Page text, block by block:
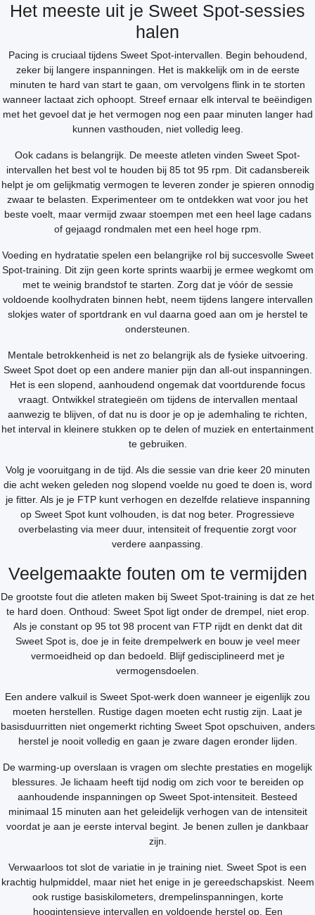
Het meeste uit je Sweet Spot-sessies
halen
Pacing is cruciaal tijdens Sweet Spot-intervallen. Begin behoudend,
zeker bij langere inspanningen. Het is makkelijk om in de eerste
minuten te hard van start te gaan, om vervolgens flink in te storten
wanneer lactaat zich ophoopt. Streef ernaar elk interval te beëindigen
met het gevoel dat je het vermogen nog een paar minuten langer had
kunnen vasthouden, niet volledig leeg.
Ook cadans is belangrijk. De meeste atleten vinden Sweet Spot-
intervallen het best vol te houden bij 85 tot 95 rpm. Dit cadansbereik
helpt je om gelijkmatig vermogen te leveren zonder je spieren onnodig
zwaar te belasten. Experimenteer om te ontdekken wat voor jou het
beste voelt, maar vermijd zwaar stoempen met een heel lage cadans
of gejaagd rondmalen met een heel hoge rpm.
Voeding en hydratatie spelen een belangrijke rol bij succesvolle Sweet
Spot-training. Dit zijn geen korte sprints waarbij je ermee wegkomt om
met te weinig brandstof te starten. Zorg dat je vóór de sessie
voldoende koolhydraten binnen hebt, neem tijdens langere intervallen
slokjes water of sportdrank en vul daarna goed aan om je herstel te
ondersteunen.
Mentale betrokkenheid is net zo belangrijk als de fysieke uitvoering.
Sweet Spot doet op een andere manier pijn dan all-out inspanningen.
Het is een slopend, aanhoudend ongemak dat voortdurende focus
vraagt. Ontwikkel strategieën om tijdens de intervallen mentaal
aanwezig te blijven, of dat nu is door je op je ademhaling te richten,
het interval in kleinere stukken op te delen of muziek en entertainment
te gebruiken.
Volg je vooruitgang in de tijd. Als die sessie van drie keer 20 minuten
die acht weken geleden nog slopend voelde nu goed te doen is, word
je fitter. Als je je FTP kunt verhogen en dezelfde relatieve inspanning
op Sweet Spot kunt volhouden, is dat nog beter. Progressieve
overbelasting via meer duur, intensiteit of frequentie zorgt voor
verdere aanpassing.
Veelgemaakte fouten om te vermijden
De grootste fout die atleten maken bij Sweet Spot-training is dat ze het
te hard doen. Onthoud: Sweet Spot ligt onder de drempel, niet erop.
Als je constant op 95 tot 98 procent van FTP rijdt en denkt dat dit
Sweet Spot is, doe je in feite drempelwerk en bouw je veel meer
vermoeidheid op dan bedoeld. Blijf gedisciplineerd met je
vermogensdoelen.
Een andere valkuil is Sweet Spot-werk doen wanneer je eigenlijk zou
moeten herstellen. Rustige dagen moeten echt rustig zijn. Laat je
basisduurritten niet ongemerkt richting Sweet Spot opschuiven, anders
herstel je nooit volledig en gaan je zware dagen eronder lijden.
De warming-up overslaan is vragen om slechte prestaties en mogelijk
blessures. Je lichaam heeft tijd nodig om zich voor te bereiden op
aanhoudende inspanningen op Sweet Spot-intensiteit. Besteed
minimaal 15 minuten aan het geleidelijk verhogen van de intensiteit
voordat je aan je eerste interval begint. Je benen zullen je dankbaar
zijn.
Verwaarloos tot slot de variatie in je training niet. Sweet Spot is een
krachtig hulpmiddel, maar niet het enige in je gereedschapskist. Neem
ook rustige basiskilometers, drempelinspanningen, korte
hoogintensieve intervallen en voldoende herstel op. Een